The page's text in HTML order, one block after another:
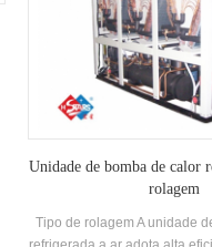
economizando energia e
ambiente energy A poupança
comparação com o método
convencional, o que pode
operação
Unidade de bomba de calor
rolagem
Tipo de rolagem A unidade